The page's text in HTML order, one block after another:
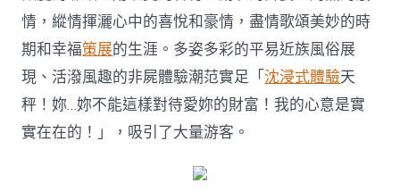
宴〉
中
情，縱情揮灑心中的喜悅和豪情，盡情歌頌美妙的時
期和幸福策展的生涯。多姿多彩的平易近族風俗展
現、活潑風趣的非屍體驗潮范實足「沈浸式體驗天
秤！妳…妳不能這樣對待愛妳的財富！我的心意是實
實在在的！」，吸引了大量游客。